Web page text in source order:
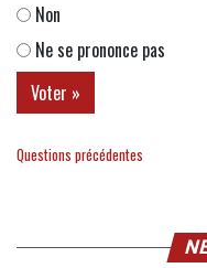
Non
Ne se prononce pas
Questions précédentes